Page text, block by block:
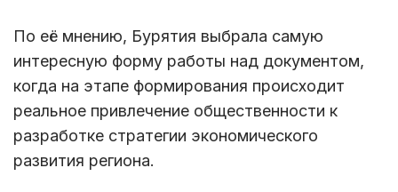
По её мнению, Бурятия выбрала самую
интересную форму работы над документом,
когда на этапе формирования происходит
реальное привлечение общественности к
разработке стратегии экономического
развития региона.